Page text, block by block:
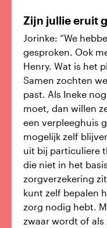
Zijn jullie eruit
Jorinke: “We
gesproken. Ook
Henry. Wat is het
Samen zochten
past. Als Ineke
moet, dan willen
een verpleeghuis
mogelijk zelf
uit bij particuliere
die niet in het
zorgverzekering
kunt zelf bepalen
zorg nodig hebt.
zwaar wordt of als